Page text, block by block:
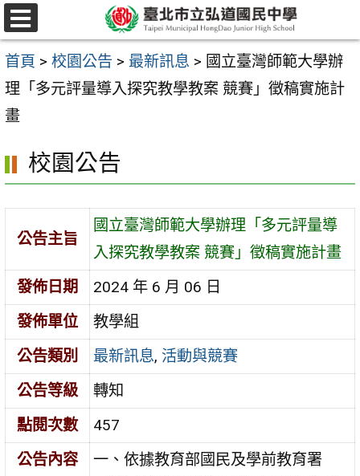
跳
至
主
要
內
區
選
單
首頁 > 校園公告 > 最新訊息 > 國立臺灣師範大學辦
理「多元評量導入探究教學教案 競賽」徵稿實施計
畫
校園公告
公告主旨
國立臺灣師範大學辦理「多元評量導
入探究教學教案 競賽」徵稿實施計畫
發佈日期
2024 年 6 月 06 日
發佈單位
教學組
公告類別
最新訊息, 活動與競賽
公告等級
轉知
點閱次數
457
公告內容
一、依據教育部國民及學前教育署